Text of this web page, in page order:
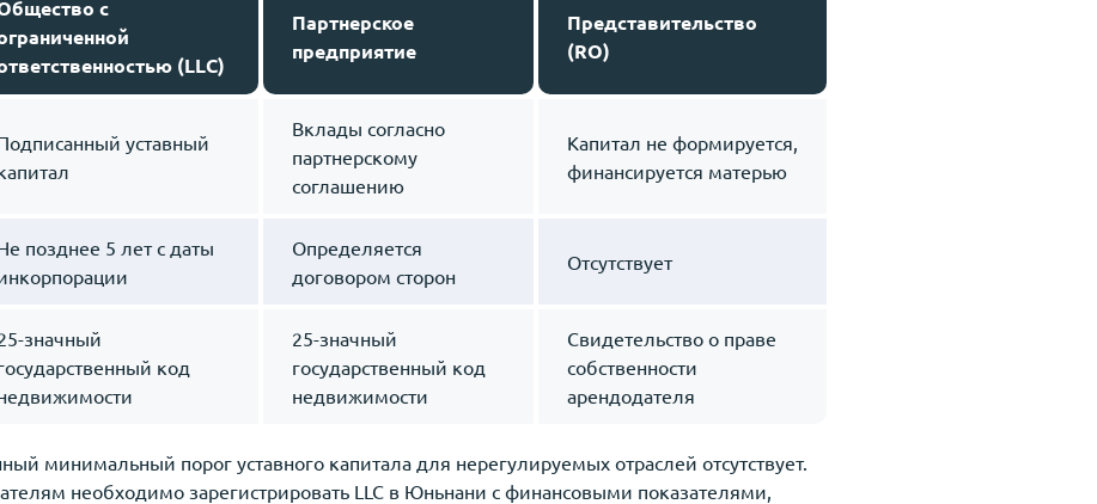
с
(LLC)
Партнерское
предприятие
Представительство
(RO)
уставный
Вклады согласно
партнерскому
соглашению
Капитал не формируется,
финансируется матерью
позднее 5 лет с даты
Определяется
договором сторон
Отсутствует
значный
код
25-значный
государственный код
недвижимости
Свидетельство о праве
собственности
арендодателя
минимальный порог уставного капитала для нерегулируемых отраслей отсутствует.
необходимо зарегистрировать LLC в Юньнани с финансовыми показателями,